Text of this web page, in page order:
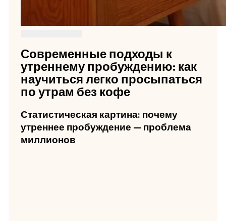
Современные подходы к
утреннему пробуждению: как
научиться легко просыпаться
по утрам без кофе
Статистическая картина: почему
утреннее пробуждение — проблема
миллионов